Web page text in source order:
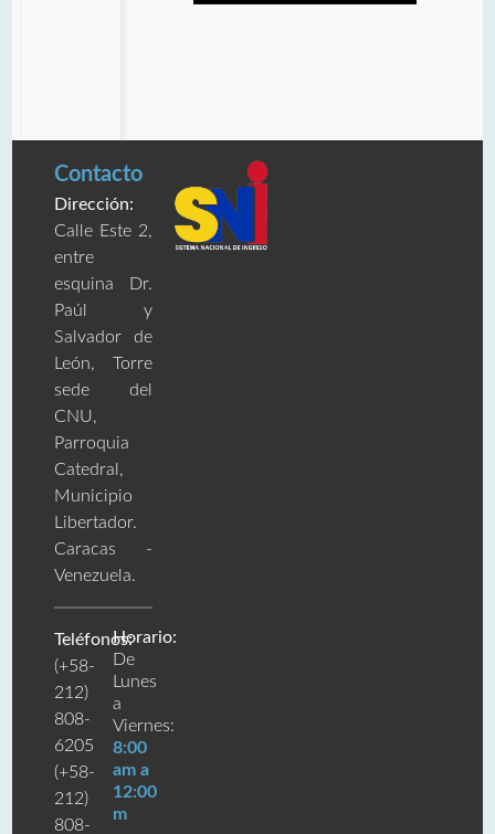
Contacto
Dirección:
Calle Este 2,
entre
esquina Dr.
Paúl y
Salvador de
León, Torre
sede del
CNU,
Parroquia
Catedral,
Municipio
Libertador.
Caracas -
Venezuela.
Teléfonos:
(+58-
212)
808-
6205
(+58-
212)
808-
Horario:
De
Lunes
a
Viernes:
8:00
am a
12:00
m